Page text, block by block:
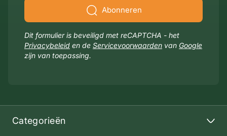
Categorieën
Abonneren
Dit formulier is beveiligd met reCAPTCHA - het
Privacybeleid en de Servicevoorwaarden van Google
zijn van toepassing.